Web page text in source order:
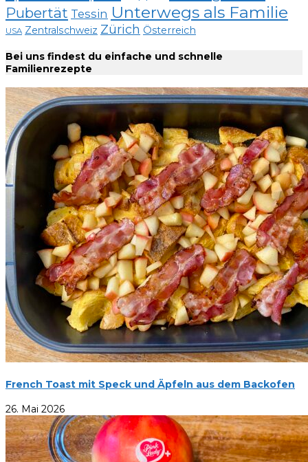
Pubertät Tessin Unterwegs als Familie
USA Zentralschweiz Zürich Österreich
Bei uns findest du einfache und schnelle
Familienrezepte
French Toast mit Speck und Äpfeln aus dem Backofen
26. Mai 2026